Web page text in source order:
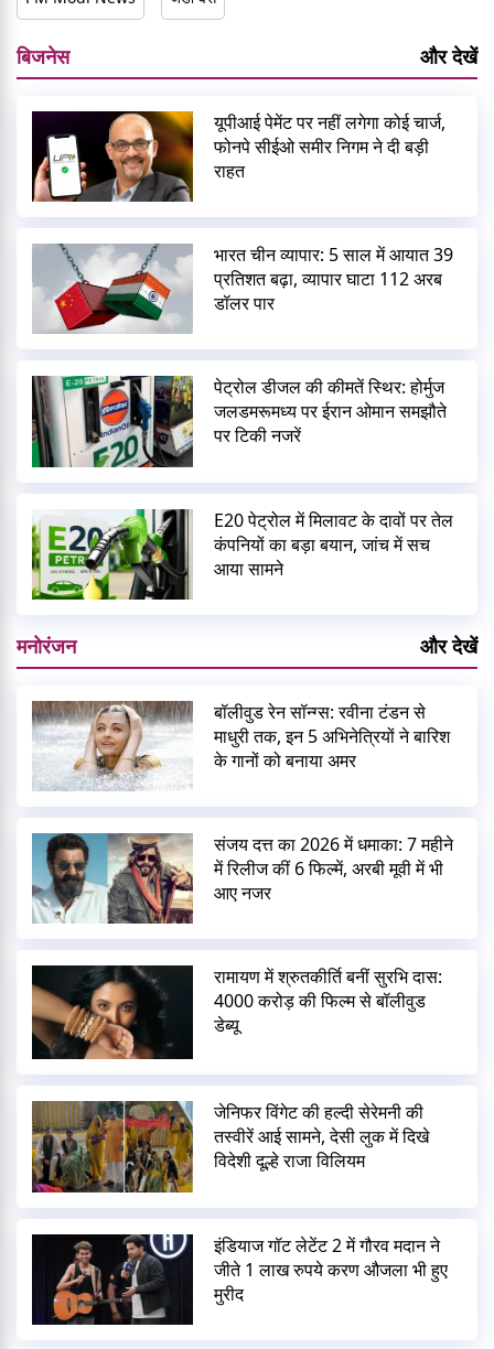
बिजनेस और देखें
यूपीआई पेमेंट पर नहीं लगेगा कोई चार्ज,
फोनपे सीईओ समीर निगम ने दी बड़ी
राहत
भारत चीन व्यापार: 5 साल में आयात 39
प्रतिशत बढ़ा, व्यापार घाटा 112 अरब
डॉलर पार
पेट्रोल डीजल की कीमतें स्थिर: होर्मुज
जलडमरूमध्य पर ईरान ओमान समझौते
पर टिकी नजरें
E20 पेट्रोल में मिलावट के दावों पर तेल
कंपनियों का बड़ा बयान, जांच में सच
आया सामने
मनोरंजन और देखें
बॉलीवुड रेन सॉन्ग्स: रवीना टंडन से
माधुरी तक, इन 5 अभिनेत्रियों ने बारिश
के गानों को बनाया अमर
संजय दत्त का 2026 में धमाका: 7 महीने
में रिलीज कीं 6 फिल्में, अरबी मूवी में भी
आए नजर
रामायण में श्रुतकीर्ति बनीं सुरभि दास:
4000 करोड़ की फिल्म से बॉलीवुड
डेब्यू
जेनिफर विंगेट की हल्दी सेरेमनी की
तस्वीरें आई सामने, देसी लुक में दिखे
विदेशी दूल्हे राजा विलियम
इंडियाज गॉट लेटेंट 2 में गौरव मदान ने
जीते 1 लाख रुपये करण औजला भी हुए
मुरीद